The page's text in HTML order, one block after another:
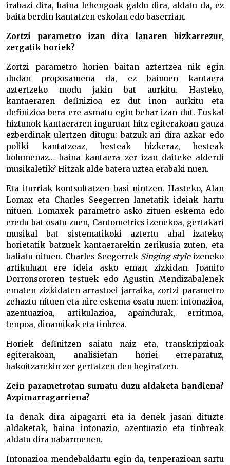
irabazi dira, baina lehengoak galdu dira, aldatu da, ez
baita berdin kantatzen eskolan edo baserrian.
Zortzi parametro izan dira lanaren bizkarrezur,
zergatik horiek?
Zortzi parametro horien baitan aztertzea nik egin
dudan proposamena da, ez bainuen kantaera
aztertzeko modu jakin bat aurkitu. Hasteko,
kantaeraren definizioa ez dut inon aurkitu eta
definizioa bera ere asmatu egin behar izan dut. Euskal
hiztunok kantaeraren inguruan hitz egiterakoan gauza
ezberdinak ulertzen ditugu: batzuk ari dira azkar edo
poliki kantatzeaz, besteak hizkeraz, besteak
bolumenaz… baina kantaera zer izan daiteke alderdi
musikaletik? Hitzak alde batera uztea erabaki nuen.
Eta iturriak kontsultatzen hasi nintzen. Hasteko, Alan
Lomax eta Charles Seegerren lanetatik ideiak hartu
nituen. Lomaxek parametro asko zituen eskema edo
eredu bat osatu zuen, Cantometrics izenekoa, gertakari
musikal bat sistematikoki aztertu ahal izateko;
horietatik batzuek kantaerarekin zerikusia zuten, eta
baliatu nituen. Charles Seegerrek Singing styleizeneko
artikuluan ere ideia asko eman zizkidan. Joanito
Dorronsororen testuek edo Agustin Mendizabalenek
ematen zizkidaten arrastoei jarraika, zortzi parametro
zehaztu nituen eta nire eskema osatu nuen: intonazioa,
azentuazioa, artikulazioa, apaindurak, erritmoa,
tenpoa, dinamikak eta tinbrea.
Horiek definitzen saiatu naiz eta, transkripzioak
egiterakoan, analisietan horiei erreparatuz,
bakoitzarekin zer gertatzen den begiratzen.
Zein parametrotan sumatu duzu aldaketa handiena?
Azpimarragarriena?
Ia denak dira aipagarri eta ia denek jasan dituzte
aldaketak, baina intonazio, azentuazio eta tinbreak
aldatu dira nabarmenen.
Intonazioa mendebaldartu egin da, tenperazioan sartu